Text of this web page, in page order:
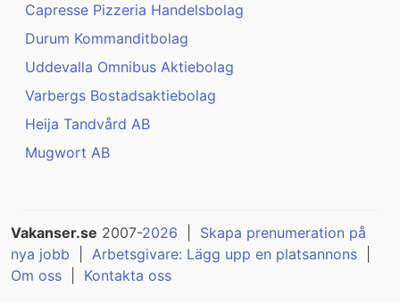
Capresse Pizzeria Handelsbolag
Durum Kommanditbolag
Uddevalla Omnibus Aktiebolag
Varbergs Bostadsaktiebolag
Heija Tandvård AB
Mugwort AB
Vakanser.se 2007-2026
Skapa prenumeration på
nya jobb
Arbetsgivare: Lägg upp en platsannons
Om oss
Kontakta oss